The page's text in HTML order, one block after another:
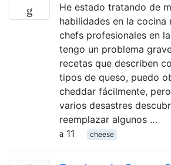
He estado tratando de
habilidades en la cocina
chefs profesionales en
tengo un problema
recetas que describen
tipos de queso, puedo
cheddar fácilmente,
varios desastres
reemplazar algunos …
11
cheese